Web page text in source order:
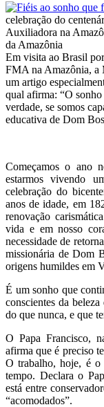
celebração do
Auxiliadora na
da Amazônia
Em visita ao Brasil
FMA na Amazônia, a
um artigo
qual afirma: “O sonho
verdade, se somos
educativa de Dom
Começamos o ano
estarmos vivendo
celebração do
anos de idade, em
renovação
vida e em nosso
necessidade de
missionária de Dom
origens humildes em
É um sonho que
conscientes da
do que nunca, e que
O Papa Francisco,
afirma que é preciso
O trabalho, hoje, é o
tempo. Declara o
está entre
“acomodados”.